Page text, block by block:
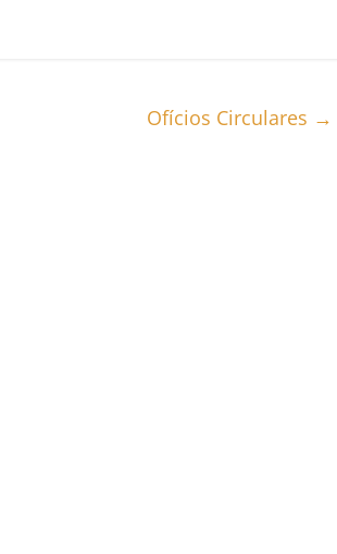
Ofícios Circulares →